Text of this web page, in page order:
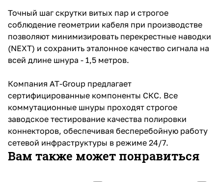
Точный шаг скрутки витых пар и строгое
соблюдение геометрии кабеля при производстве
позволяют минимизировать перекрестные наводки
(NEXT) и сохранить эталонное качество сигнала на
всей длине шнура - 1,5 метров.
Компания AT-Group предлагает
сертифицированные компоненты СКС. Все
коммутационные шнуры проходят строгое
заводское тестирование качества полировки
коннекторов, обеспечивая бесперебойную работу
сетевой инфраструктуры в режиме 24/7.
Вам также может понравиться